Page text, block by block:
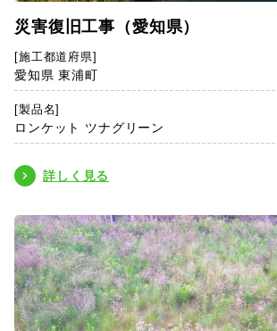
災害復旧工事（愛知県）
[施工都道府県]
愛知県 東浦町
[製品名]
ロンケット ツナグリーン
詳しく見る